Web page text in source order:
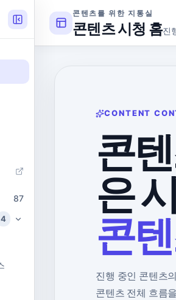
87
4
콘텐츠를 위한 지통실
콘텐츠 시청 홈진
CONTENT
콘
은
콘
진행 중인 콘텐츠
콘텐츠 전체 흐름